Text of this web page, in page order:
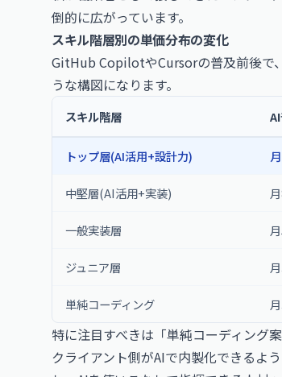
倒的に広がっています。
スキル階層別の単価分布の変化
GitHub CopilotやCursorの普及前後で
うな構図になります。
スキル階層
トップ層(AI活用+設計力)
中堅層(AI活用+実装)
一般実装層
ジュニア層
単純コーディング
特に注目すべきは「単純コーディング
クライアント側がAIで内製化できるよ